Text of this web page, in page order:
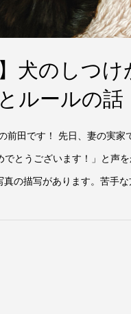
犬のしつ
ルールの話
前田です！ 先日、妻の実
とうございます！」と声
の描写があります。苦手な